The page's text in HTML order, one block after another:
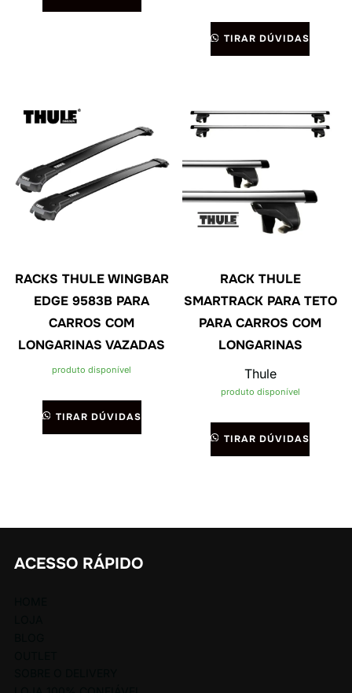
TIRAR DÚVIDAS
RACKS THULE WINGBAR
EDGE 9583B PARA
CARROS COM
LONGARINAS VAZADAS
produto disponível
TIRAR DÚVIDAS
RACK THULE
SMARTRACK PARA TETO
PARA CARROS COM
LONGARINAS
Thule
produto disponível
TIRAR DÚVIDAS
ACESSO RÁPIDO